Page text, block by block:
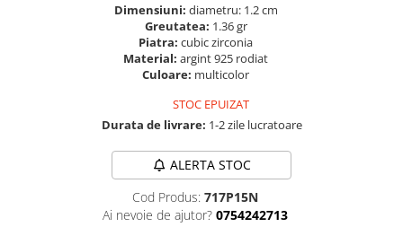
Dimensiuni: diametru: 1.2 cm
Greutatea: 1.36 gr
Piatra: cubic zirconia
Material: argint 925 rodiat
Culoare: multicolor
STOC EPUIZAT
Durata de livrare: 1-2 zile lucratoare
ALERTA STOC
Cod Produs: 717P15N
Ai nevoie de ajutor? 0754242713